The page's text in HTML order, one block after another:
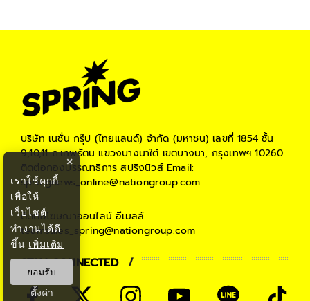
บริษัท เนชั่น กรุ๊ป (ไทยแลนด์) จำกัด (มหาชน) เลขที่ 1854 ชั้น
9,10,11 ถ.เทพรัตน แขวงบางนาใต้ เขตบางนา, กรุงเทพฯ 10260
ติดต่อกองบรรณาธิการ สปริงนิวส์Email:
springnews_online@nationgroup.com
ติดต่อโฆษณาออนไลน์ อีเมลล์
teamsales_spring@nationgroup.com
STAY CONNECTED
×
เราใช้คุกกี้
เพื่อให้
เว็บไซต์
ทำงานได้ดี
ขึ้น เพิ่มเติม
ยอมรับ
ตั้งค่า